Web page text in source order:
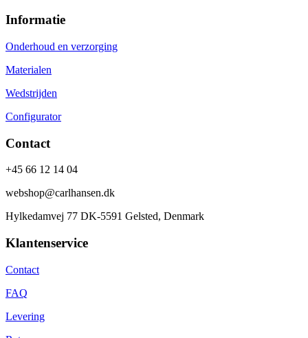
Informatie
Onderhoud en verzorging
Materialen
Wedstrijden
Configurator
Contact
+45 66 12 14 04
webshop@carlhansen.dk
Hylkedamvej 77 DK-5591 Gelsted, Denmark
Klantenservice
Contact
FAQ
Levering